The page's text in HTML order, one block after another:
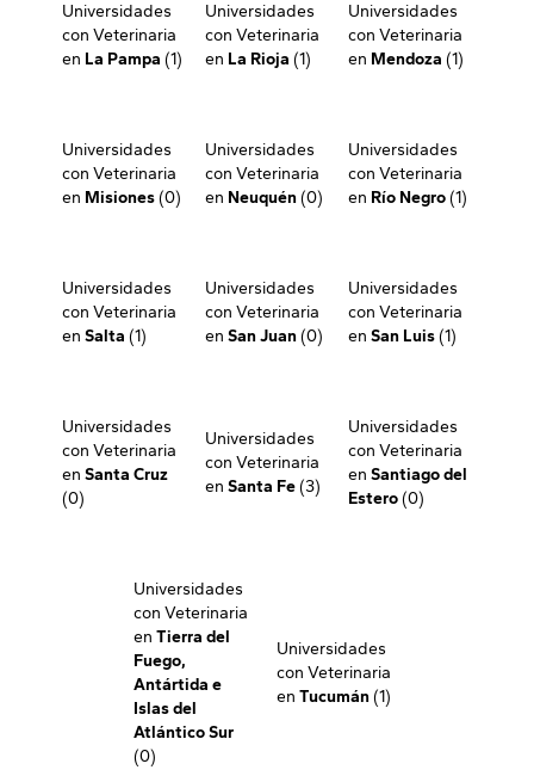
Universidades
con Veterinaria
en La Pampa (1)
Universidades
con Veterinaria
en La Rioja (1)
Universidades
con Veterinaria
en Mendoza (1)
Universidades
con Veterinaria
en Misiones(0)
Universidades
con Veterinaria
en Neuquén(0)
Universidades
con Veterinaria
en Río Negro(1)
Universidades
con Veterinaria
en Salta (1)
Universidades
con Veterinaria
en San Juan(0)
Universidades
con Veterinaria
en San Luis(1)
Universidades
con Veterinaria
en Santa Cruz
(0)
Universidades
con Veterinaria
en Santa Fe(3)
Universidades
con Veterinaria
en Santiago del
Estero(0)
Universidades
con Veterinaria
en Tierra del
Fuego,
Antártida e
Islas del
Atlántico Sur
(0)
Universidades
con Veterinaria
en Tucumán(1)